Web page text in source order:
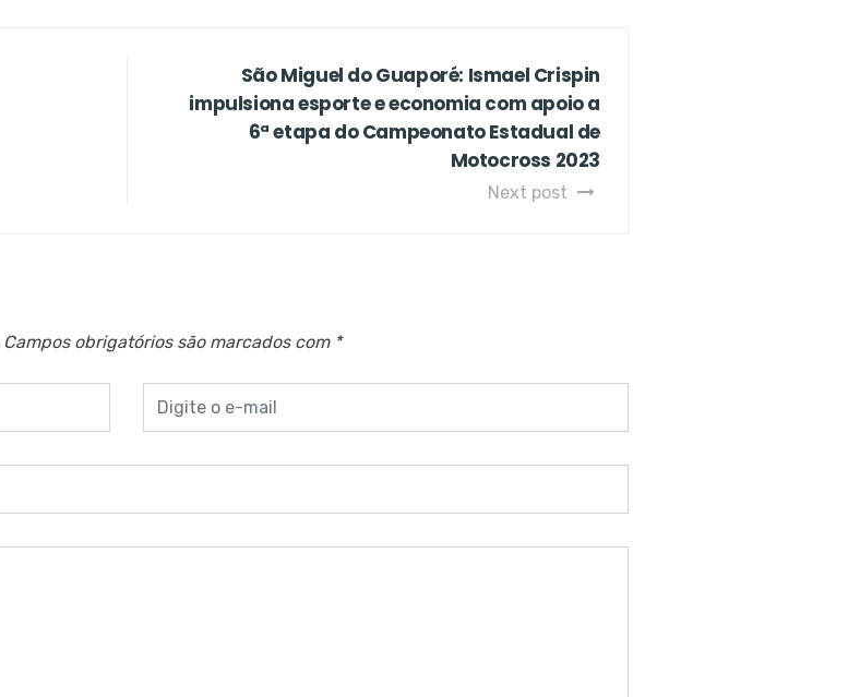
São Miguel do Guaporé: Ismael Crispin
impulsiona esporte e economia com apoio a
6ª etapa do Campeonato Estadual de
Motocross 2023
Next post
Campos obrigatórios são marcados com *